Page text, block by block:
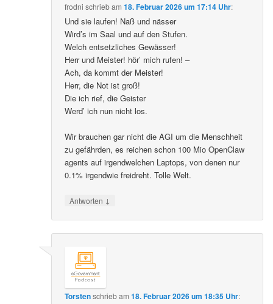
frodni schriebam18. Februar 2026 um 17:14 Uhr:
Und sie laufen! Naß und nässer
Wird’s im Saal und auf den Stufen.
Welch entsetzliches Gewässer!
Herr und Meister! hör’ mich rufen! –
Ach, da kommt der Meister!
Herr, die Not ist groß!
Die ich rief, die Geister
Werd’ ich nun nicht los.
Wir brauchen gar nicht die AGI um die Menschheit
zu gefährden, es reichen schon 100 Mio OpenClaw
agents auf irgendwelchen Laptops, von denen nur
0.1% irgendwie freidreht. Tolle Welt.
Antworten ↓
Torstenschriebam18. Februar 2026 um 18:35 Uhr: